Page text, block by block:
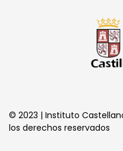
© 2023 | Instituto
los derechos reservados